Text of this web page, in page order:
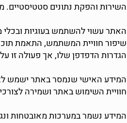
השירות והפקת נתונים סטטיסטיים.
שיפור חוויית המשתמש, התאמת
הגדרות הדפדפן שלו, אך פעולה זו
המידע האישי שנמסר באתר ישמש
חוויית השימוש באתר ושמירה
המידע נשמר במערכות מאובטחות